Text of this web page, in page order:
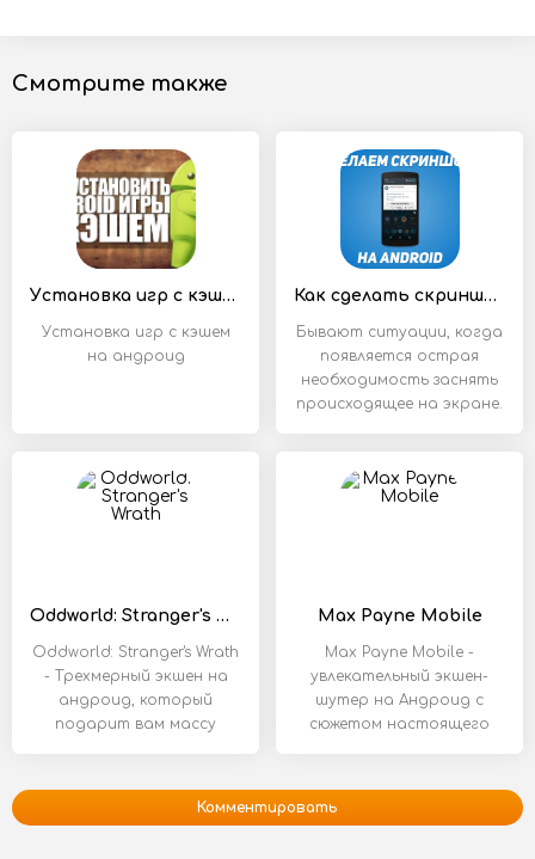
Смотрите также
Установка игр с кэшем на андроид
Установка игр с кэшем
на андроид
Как сделать скриншот на андроид
Бывают ситуации, когда
появляется острая
необходимость заснять
происходящее на экране.
Oddworld: Stranger's Wrath
Oddworld: Stranger's Wrath
- Трехмерный экшен на
андроид, который
подарит вам массу
Max Payne Mobile
Max Payne Mobile -
увлекательный экшен-
шутер на Андроид с
сюжетом настоящего
Комментировать